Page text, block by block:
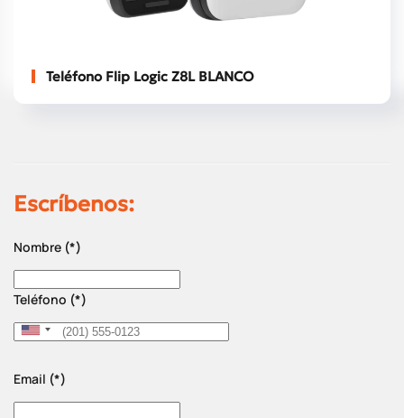
Teléfono Flip Logic Z8L BLANCO
Escríbenos:
Nombre (*)
Teléfono (*)
United
+1
Email (*)